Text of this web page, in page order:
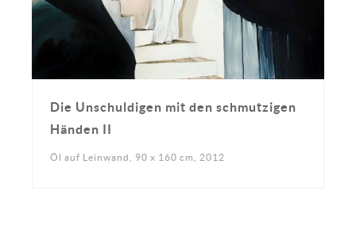
Die Unschuldigen mit den schmutzigen
Händen II
Öl auf Leinwand, 90 x 160 cm, 2012